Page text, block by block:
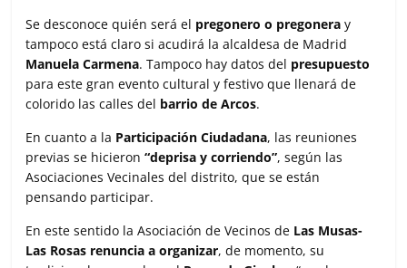
Se desconoce quién será el pregonero o pregonera y
tampoco está claro si acudirá la alcaldesa de Madrid
Manuela Carmena. Tampoco hay datos del presupuesto
para este gran evento cultural y festivo que llenará de
colorido las calles del barrio de Arcos.
En cuanto a la Participación Ciudadana, las reuniones
previas se hicieron“deprisa y corriendo”, según las
Asociaciones Vecinales del distrito, que se están
pensando participar.
En este sentido la Asociación de Vecinos de Las Musas-
Las Rosas renuncia a organizar, de momento, su